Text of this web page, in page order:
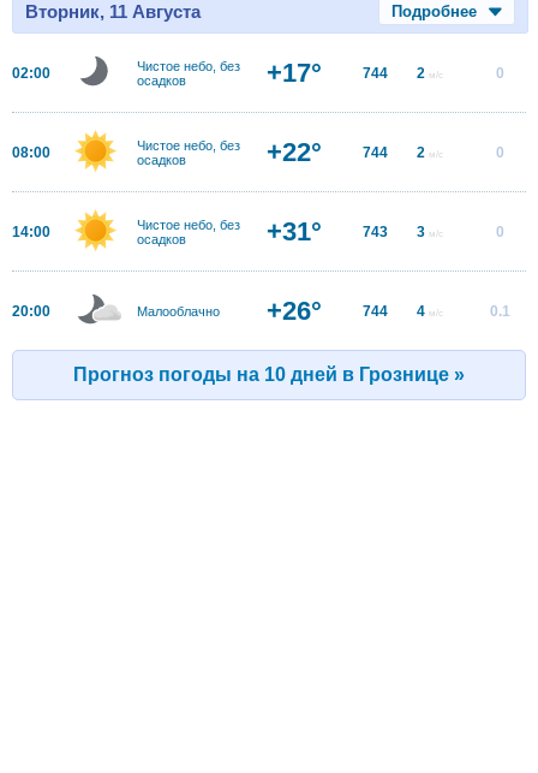
Вторник, 11 Августа Подробнее
02:00
Чистое небо, без
осадков
+17° 744 2 м/с 0
08:00
Чистое небо, без
осадков
+22° 744 2 м/с 0
14:00
Чистое небо, без
осадков
+31° 743 3 м/с 0
20:00 Малооблачно +26° 744 4 м/с 0.1
Прогноз погоды на 10 дней в Грознице »